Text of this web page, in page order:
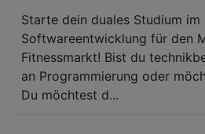
Starte dein duales Studium im
Softwareentwicklung für den
Fitnessmarkt! Bist du
an Programmierung oder
Du möchtest d...